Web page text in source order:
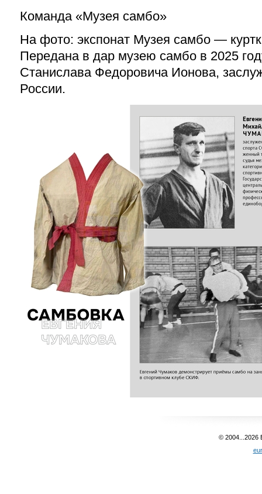
Команда «Музея самбо»
На фото: экспонат Музея самбо —
Передана в дар музею самбо в 2025
Станислава Федоровича Ионова,
России.
© 2004...2026